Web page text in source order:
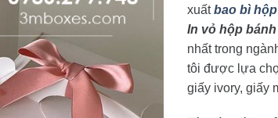
xuấtbao bì
In vỏ hộp
nhất trong
tôi được lựa
giấy ivory, giấy